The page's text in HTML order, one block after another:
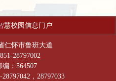
慧校园信息门户
仁怀市鲁班大道
28797002
编：564507
，28797033